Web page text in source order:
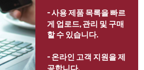
- 사용 제품 목록을 빠르
게 업로드, 관리 및 구매
할 수 있습니다.
- 온라인 고객 지원을 제
공합니다.